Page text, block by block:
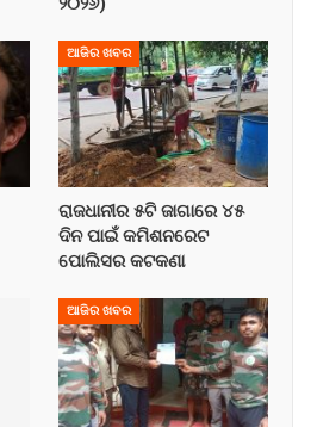
ଆଜିର ଖବର
ରାଜଧାନୀର ୫ଟି ଜାଗାରେ ୪୫
ଦିନ ପାଇଁ କମିଶନରେଟ
ପୋଲିସର କଟକଣା
ଆଜିର ଖବର